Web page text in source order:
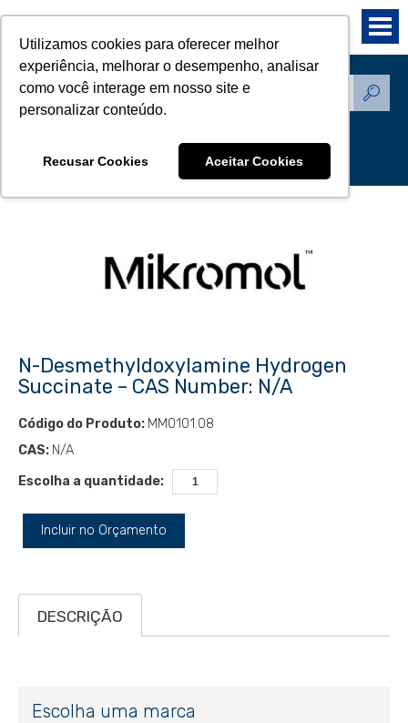
Utilizamos cookies para oferecer melhor
experiência, melhorar o desempenho, analisar
como você interage em nosso site e
personalizar conteúdo.
Recusar Cookies Aceitar Cookies
Produtos - Padrões de
N-Desmethyldoxylamine Hydrogen
Succinate – CAS Number: N/A
Código do Produto: MM0101.08
CAS: N/A
Escolha a quantidade:
Incluir no Orçamento
DESCRIÇÃO
Escolha uma marca